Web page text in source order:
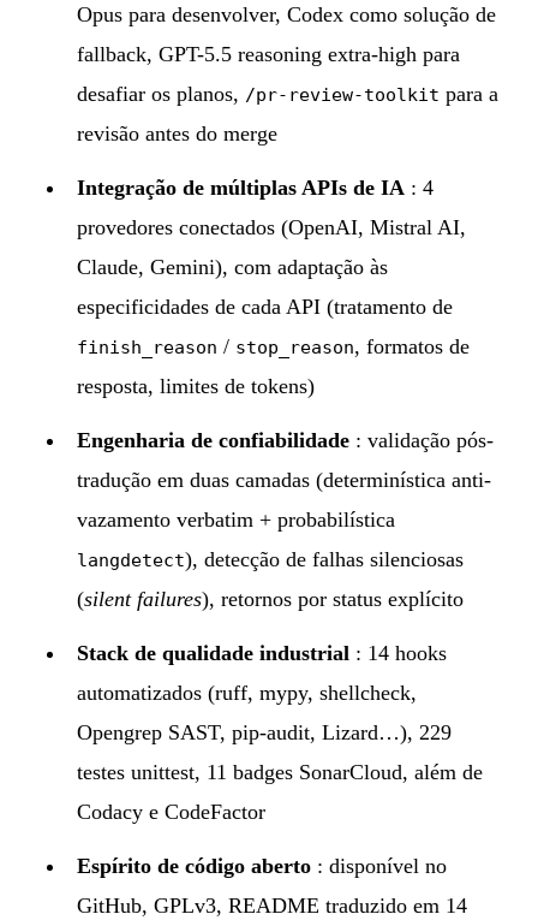
Opus para desenvolver, Codex como solução de
fallback, GPT-5.5 reasoning extra-high para
desafiar os planos, /pr-review-toolkit para a
revisão antes do merge
Integração de múltiplas APIs de IA : 4
provedores conectados (OpenAI, Mistral AI,
Claude, Gemini), com adaptação às
especificidades de cada API (tratamento de
finish_reason / stop_reason, formatos de
resposta, limites de tokens)
Engenharia de confiabilidade : validação pós-
tradução em duas camadas (determinística anti-
vazamento verbatim + probabilística
langdetect), detecção de falhas silenciosas
(silent failures), retornos por status explícito
Stack de qualidade industrial : 14 hooks
automatizados (ruff, mypy, shellcheck,
Opengrep SAST, pip-audit, Lizard…), 229
testes unittest, 11 badges SonarCloud, além de
Codacy e CodeFactor
Espírito de código aberto : disponível no
GitHub, GPLv3, README traduzido em 14